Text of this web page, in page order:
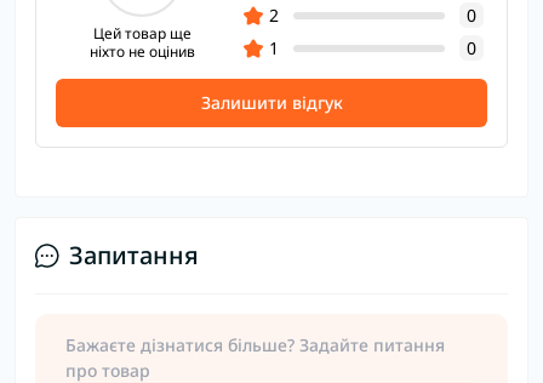
Цей товар ще
ніхто не оцінив
2
0
1
0
Залишити відгук
Запитання
Бажаєте дізнатися більше? Задайте питання
про товар